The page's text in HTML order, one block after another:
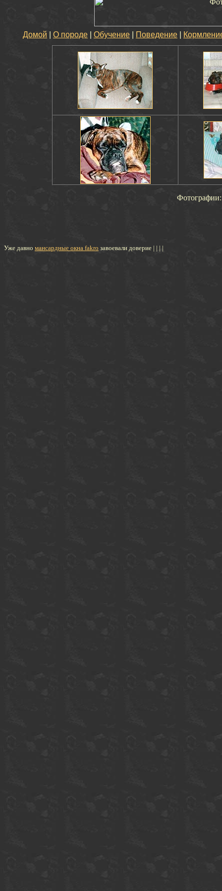
Домой О породе Обучение Поведение
Уже давно мансардные окна fakro завоевали доверие | | | |